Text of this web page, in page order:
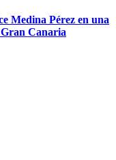
Medina Pérez en una
Gran Canaria